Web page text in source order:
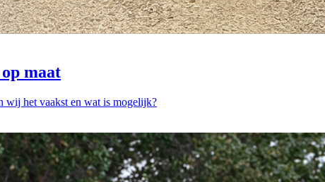
maat
wij het vaakst en wat is mogelijk?